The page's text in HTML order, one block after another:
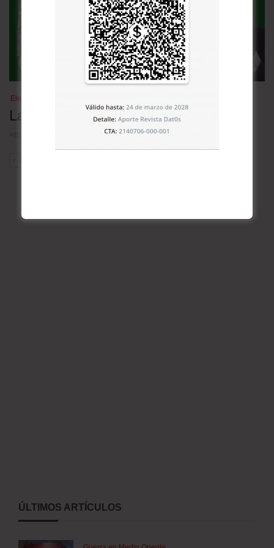
Elecciones Brasil 2026
Las nuevas encuestas
ÚLTIMOS ARTÍCULOS